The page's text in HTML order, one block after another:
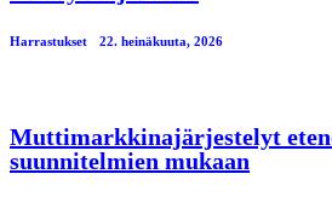
Harrastukset 22. heinäkuuta, 2026
Muttimarkkinajärjestelyt
suunnitelmien mukaan